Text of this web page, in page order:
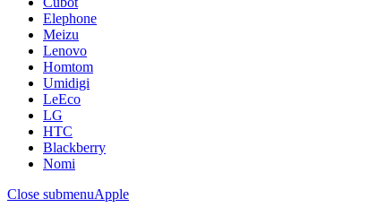
Elephone
Meizu
Lenovo
Homtom
Umidigi
LeEco
LG
HTC
Blackberry
Nomi
Close submenuApple